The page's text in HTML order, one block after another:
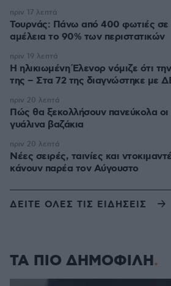
Τουρνάς: Πάνω από 400 φωτιές σε
αμέλεια το 90% των περιστατικών
πριν 17 λεπτά
Η ηλικιωμένη Έλενορ νόμιζε ότι
της – Στα 72 της διαγνώστηκε με
πριν 19 λεπτά
Πώς θα ξεκολλήσουν πανεύκολα οι
γυάλινα βαζάκια
πριν 20 λεπτά
Νέες σειρές, ταινίες και
κάνουν παρέα τον Αύγουστο
πριν 20 λεπτά
ΔΕΙΤΕ ΟΛΕΣ ΤΙΣ ΕΙΔΗΣΕΙΣ
ΤΑ ΠΙΟ ΔΗΜΟΦΙΛΗ